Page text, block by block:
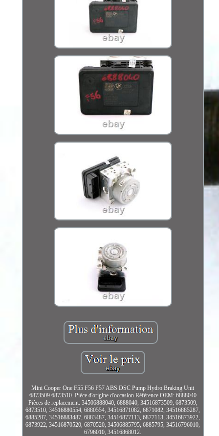
Mini Cooper One F55 F56 F57 ABS DSC Pump Hydro Braking Unit
6873509 6873510. Pièce d'origine d'occasion Référence OEM: 6888040
Pièces de replacement: 34506888040, 6888040, 34516873509, 6873509,
6873510, 34516880554, 6880554, 34516871082, 6871082, 34516885287,
6885287, 34516883487, 6883487, 34516877113, 6877113, 34516873922,
6873922, 34516870520, 6870520, 34506885795, 6885795, 34516796010,
6796010, 34516868012.